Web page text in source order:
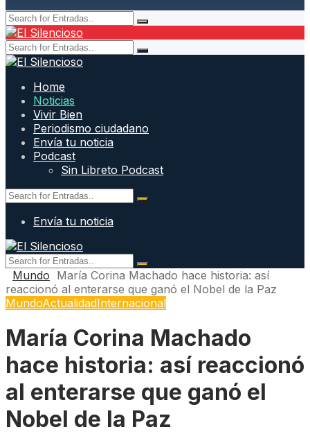
Home
Noticias
Vivir Bien
Periodismo ciudadano
Envía tu noticia
Podcast
Sin Libreto Podcast
Envía tu noticia
Mundo María Corina Machado hace historia: así
reaccionó al enterarse que ganó el Nobel de la Paz
MundoActualidadInternacional
María Corina Machado
hace historia: así reaccionó
al enterarse que ganó el
Nobel de la Paz